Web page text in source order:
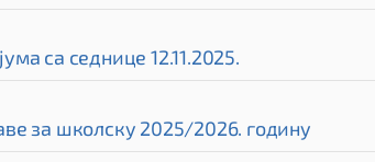
са седнице 12.11.2025.
за школску 2025/2026. годину